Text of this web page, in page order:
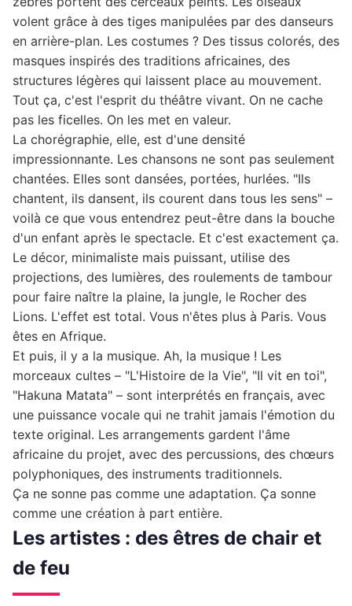
volent grâce à des tiges manipulées par des danseurs
en arrière-plan. Les costumes ? Des tissus colorés, des
masques inspirés des traditions africaines, des
structures légères qui laissent place au mouvement.
Tout ça, c'est l'esprit du théâtre vivant. On ne cache
pas les ficelles. On les met en valeur.
La chorégraphie, elle, est d'une densité
impressionnante. Les chansons ne sont pas seulement
chantées. Elles sont dansées, portées, hurlées. "Ils
chantent, ils dansent, ils courent dans tous les sens" –
voilà ce que vous entendrez peut-être dans la bouche
d'un enfant après le spectacle. Et c'est exactement ça.
Le décor, minimaliste mais puissant, utilise des
projections, des lumières, des roulements de tambour
pour faire naître la plaine, la jungle, le Rocher des
Lions. L'effet est total. Vous n'êtes plus à Paris. Vous
êtes en Afrique.
Et puis, il y a la musique. Ah, la musique ! Les
morceaux cultes – "L'Histoire de la Vie", "Il vit en toi",
"Hakuna Matata" – sont interprétés en français, avec
une puissance vocale qui ne trahit jamais l'émotion du
texte original. Les arrangements gardent l'âme
africaine du projet, avec des percussions, des chœurs
polyphoniques, des instruments traditionnels.
Ça ne sonne pas comme une adaptation. Ça sonne
comme une création à part entière.
Les artistes : des êtres de chair et
de feu